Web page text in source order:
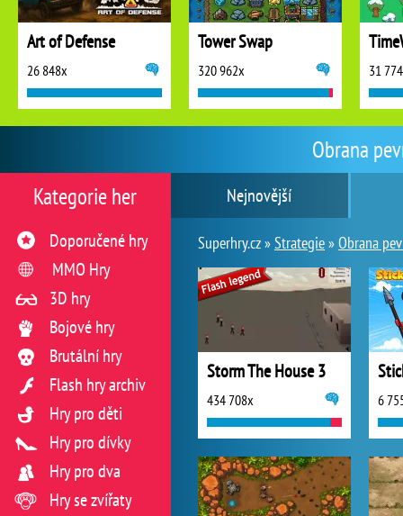
Obrana
Nejnovější
Superhry.cz »Strategie»Obrana
Storm The House 3
434 708x 6
Kategorie her
Doporučené hry
MMO Hry
3D hry
Bojové hry
Brutální hry
Flash hry archiv
Hry pro děti
Hry pro dívky
Hry pro dva
Hry se zvířaty
Art of Defense
26 848x
Tower Swap
320 962x 31